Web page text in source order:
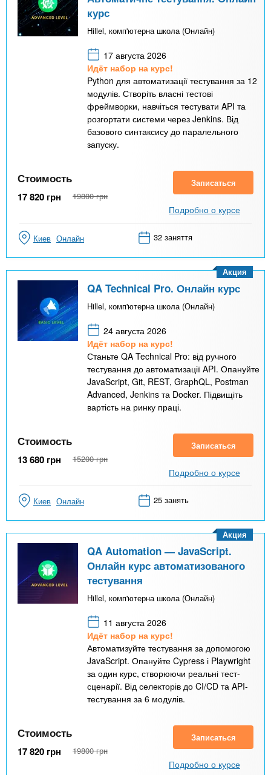
курс
Hillel, комп'ютерна школа (Онлайн)
17 августа 2026
Идёт набор на курс!
Python для автоматизації тестування за 12
модулів. Створіть власні тестові
фреймворки, навчіться тестувати API та
розгортати системи через Jenkins. Від
базового синтаксису до паралельного
запуску.
Стоимость
17 820 грн 19800 грн
Записаться
Подробно о курсе
Киев Онлайн 32 заняття
QA Technical Pro. Онлайн курс
Hillel, комп'ютерна школа (Онлайн)
24 августа 2026
Идёт набор на курс!
Станьте QA Technical Pro: від ручного
тестування до автоматизації API. Опануйте
JavaScript, Git, REST, GraphQL, Postman
Advanced, Jenkins та Docker. Підвищіть
вартість на ринку праці.
Акция
Стоимость
13 680 грн 15200 грн
Записаться
Подробно о курсе
Киев Онлайн 25 занять
QA Automation — JavaScript.
Онлайн курс автоматизованого
тестування
Hillel, комп'ютерна школа (Онлайн)
11 августа 2026
Идёт набор на курс!
Автоматизуйте тестування за допомогою
JavaScript. Опануйте Cypress і Playwright
за один курс, створюючи реальні тест-
сценарії. Від селекторів до CI/CD та API-
тестування за 6 модулів.
Акция
Стоимость
17 820 грн 19800 грн
Записаться
Подробно о курсе